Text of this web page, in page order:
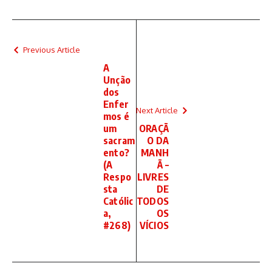
Previous Article
A
Unção
dos
Enfer
mos é
um
sacram
ento?
(A
Respo
sta
Católic
a,
#268)
Next Article
ORAÇÃ
O DA
MANH
Ã –
LIVRES
DE
TODOS
OS
VÍCIOS